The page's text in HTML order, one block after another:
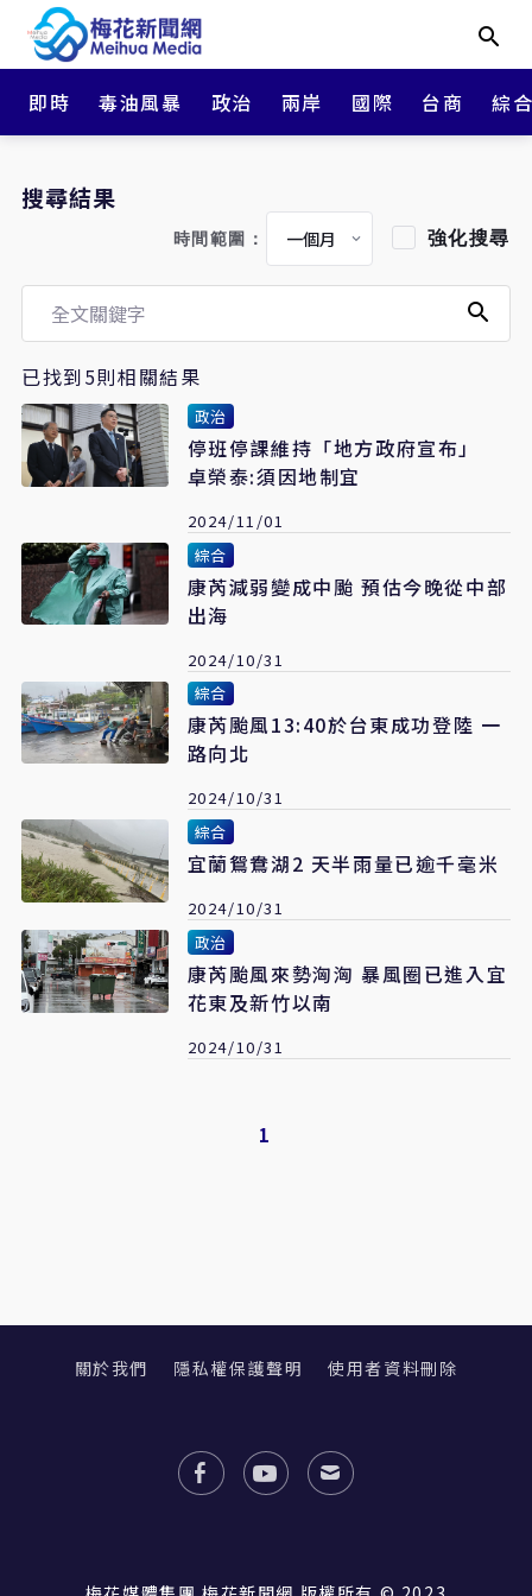
即時 毒油風暴 政治 兩岸 國際 台商 綜
搜尋結果
時間範圍： 強化搜尋
已找到5則相關結果
政治
停班停課維持「地方政府宣布」
卓榮泰:須因地制宜
2024/11/01
綜合
康芮減弱變成中颱 預估今晚從中部
出海
2024/10/31
綜合
康芮颱風13:40於台東成功登陸 一
路向北
2024/10/31
綜合
宜蘭鴛鴦湖2 天半雨量已逾千毫米
2024/10/31
政治
康芮颱風來勢洶洶 暴風圈已進入宜
花東及新竹以南
2024/10/31
1
關於我們 隱私權保護聲明 使用者資料刪除